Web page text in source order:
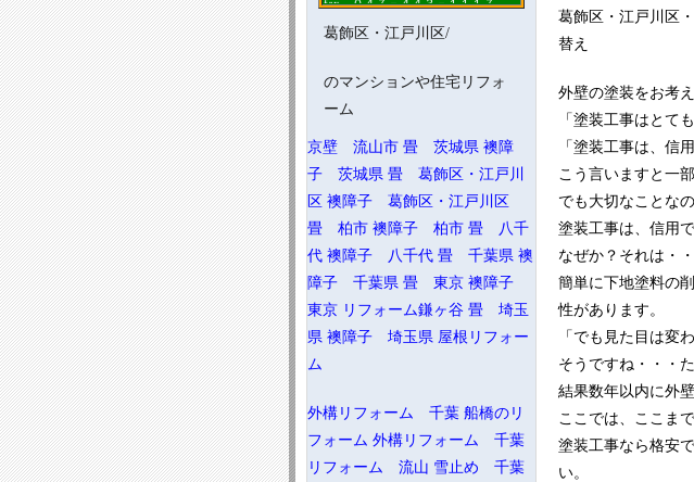
お電話やメールで概算価格を即提
示！！
本日はエアライフ葛飾区・江戸川区
す。
屋根 ◎ 雨樋 ▲ 塗装 △
大工 △ 外構 × 門扉 ○ 電
気 △
左官 ○ 設備 ◎ 建具 ○
畳 ○ 解体 ○ 改修 ○
らエアライフ葛飾区・江戸川区！
葛飾区・江戸川区/
のマンションや住宅リフォ
ーム
京壁 流山市 畳 茨城県 襖障
子 茨城県 畳 葛飾区・江戸川
区 襖障子 葛飾区・江戸川区
畳 柏市 襖障子 柏市 畳 八千
代 襖障子 八千代 畳 千葉県 襖
障子 千葉県 畳 東京 襖障子
東京 リフォーム鎌ヶ谷 畳 埼玉
県 襖障子 埼玉県 屋根リフォー
ム
外構リフォーム 千葉 船橋のリ
フォーム 外構リフォーム 千葉
リフォーム 流山 雪止め 千葉
葛飾区・江戸川区
替え
外壁の塗装をお考
「塗装工事はとて
「塗装工事は、信
こう言いますと一
でも大切なことな
塗装工事は、信用
なぜか？それは・・
簡単に下地塗料の
性があります。
「でも見た目は変
そうですね・・・
結果数年以内に外
ここでは、ここま
塗装工事なら格安
い。